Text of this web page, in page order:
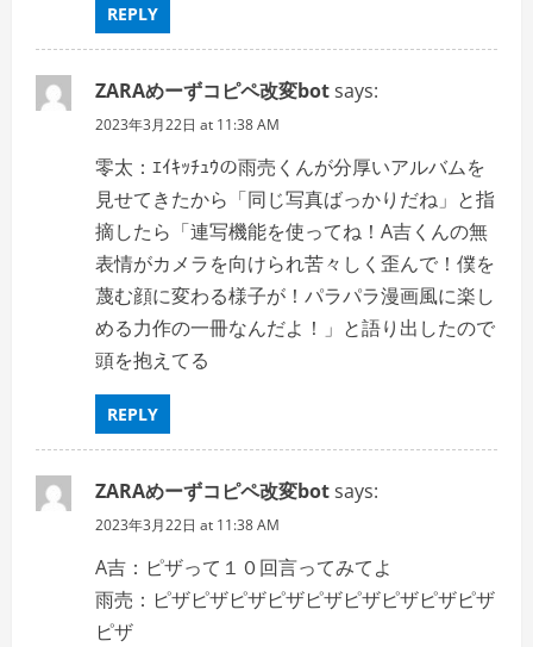
REPLY
ZARAめーずコピペ改変botsays:
2023年3月22日 at 11:38 AM
零太：ｴｲｷｯﾁｭｳの雨売くんが分厚いアルバムを
見せてきたから「同じ写真ばっかりだね」と指
摘したら「連写機能を使ってね！A吉くんの無
表情がカメラを向けられ苦々しく歪んで！僕を
蔑む顔に変わる様子が！パラパラ漫画風に楽し
める力作の一冊なんだよ！」と語り出したので
頭を抱えてる
REPLY
ZARAめーずコピペ改変botsays:
2023年3月22日 at 11:38 AM
A吉：ピザって１０回言ってみてよ
雨売：ピザピザピザピザピザピザピザピザピザ
ピザ